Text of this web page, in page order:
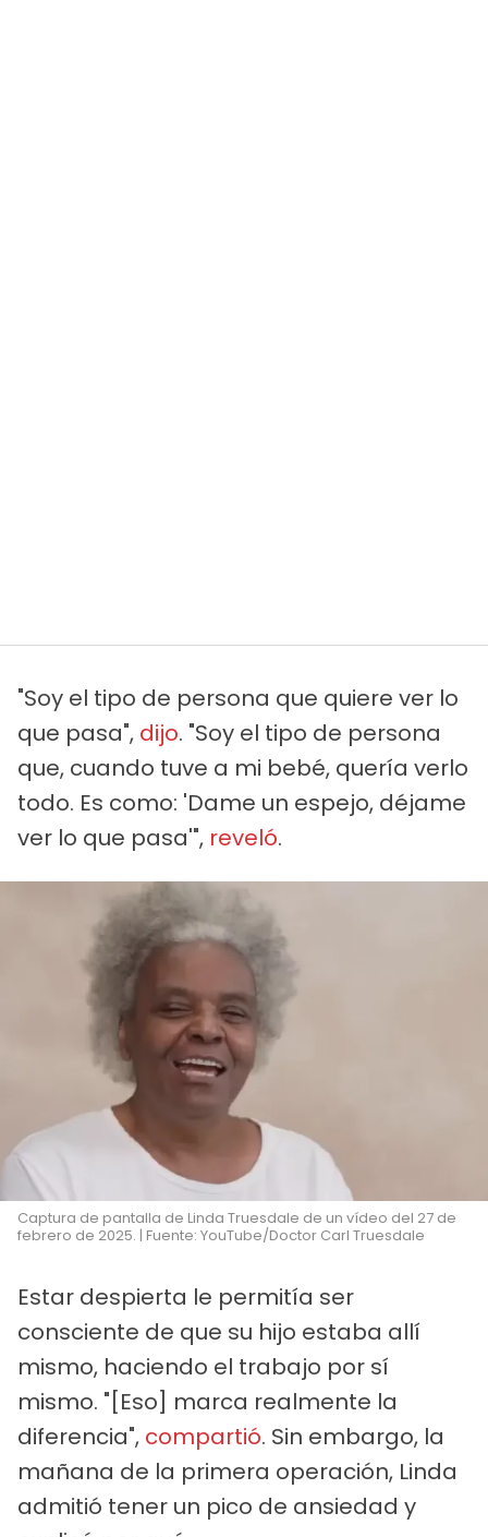
"Soy el tipo de persona que quiere ver lo
que pasa", dijo. "Soy el tipo de persona
que, cuando tuve a mi bebé, quería verlo
todo. Es como: 'Dame un espejo, déjame
ver lo que pasa'", reveló.
Captura de pantalla de Linda Truesdale de un vídeo del 27 de
febrero de 2025. | Fuente: YouTube/Doctor Carl Truesdale
Estar despierta le permitía ser
consciente de que su hijo estaba allí
mismo, haciendo el trabajo por sí
mismo. "[Eso] marca realmente la
diferencia", compartió. Sin embargo, la
mañana de la primera operación, Linda
admitió tener un pico de ansiedad y